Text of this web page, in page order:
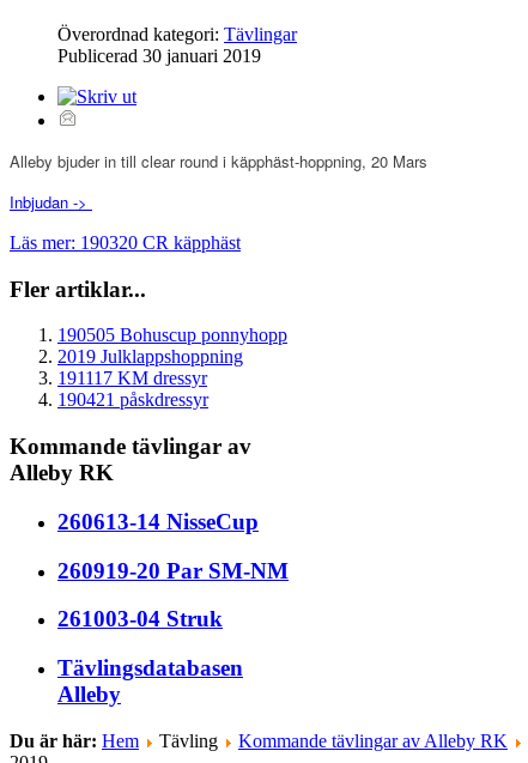
Överordnad kategori: Tävlingar
Publicerad 30 januari 2019
Alleby bjuder in till clear round i käpphäst-hoppning, 20 Mars
Inbjudan ->
Läs mer: 190320 CR käpphäst
Fler artiklar...
190505 Bohuscup ponnyhopp
2019 Julklappshoppning
191117 KM dressyr
190421 påskdressyr
Kommande tävlingar av
Alleby RK
260613-14 NisseCup
260919-20 Par SM-NM
261003-04 Struk
Tävlingsdatabasen
Alleby
Du är här: Hem Tävling Kommande tävlingar av Alleby RK